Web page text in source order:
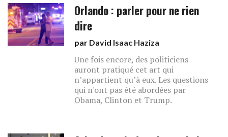
Orlando : parler pour ne rien
dire
par David Isaac Haziza
Une fois encore, des politiciens
auront pratiqué cet art qui
n’appartient qu’à eux. Les questions
qui n'ont pas été abordées par
Obama, Clinton et Trump.